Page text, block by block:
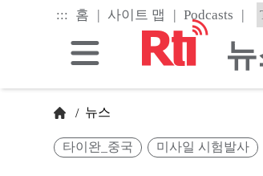
::: 홈 | 사이트 맵 | Podcasts |
/ 뉴스
타이완_중국 미사일 시험발사